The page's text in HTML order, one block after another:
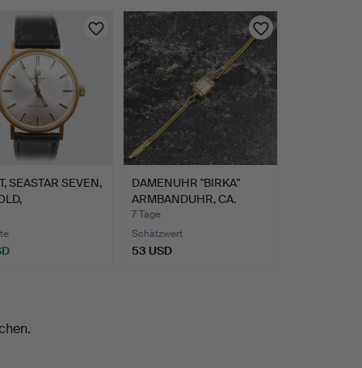
SEASTAR SEVEN,
DAMENUHR "BIRKA"
ARMBANDUHR, CA.
1950ER/19…
7 Tage
Schätzwert
53 USD